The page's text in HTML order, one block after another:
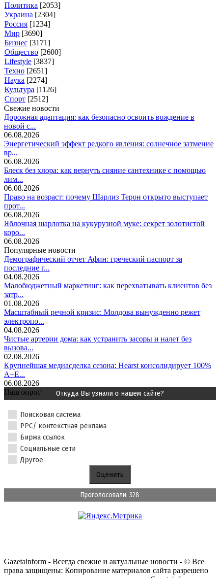
Политика [2053]
Украина [2304]
Россия [1234]
Мир [3690]
Бизнес [3171]
Общество [2600]
Lifestyle [3837]
Техно [2651]
Наука [2274]
Культура [1126]
Спорт [2512]
Свежие новости
Дорожная адаптация: как безопасно освоить вождение в
новой с...
06.08.2026
Энергетический эффект редкого явления: солнечное затмение
вр...
06.08.2026
Блеск без хлора: как вернуть сияние сантехнике с помощью
лим...
06.08.2026
Право на возраст: почему Шарлиз Терон открыто выступает
прот...
06.08.2026
Яблочная шарлотка на кукурузной муке: секрет золотистой
коро...
06.08.2026
Популярные новости
Демографический отчет Афин: греческий паспорт за
последние г...
04.08.2026
Малобюджетный маркетинг: как перехватывать клиентов без
затр...
01.08.2026
Масштабный речной кризис: Молдова вынужденно режет
электропо...
04.08.2026
Чистые артерии дома: как устранить засоры и налет без
вызова...
02.08.2026
Крупнейшая медиасделка сезона: Hearst консолидирует 100%
A+E...
06.08.2026
Наш опрос
Откуда Вы узнали о нашем сайте?
Поисковая система
PPC/ контекстная реклама
Биржа ссылок
Социальные сети
Другое
Проголосовали: 328
Gazetainform - Всегда свежие и актуальные новости - © Все
права защищены: Копирование материалов сайта разрешено